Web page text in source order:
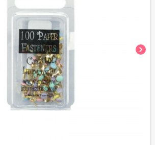
chevron_right